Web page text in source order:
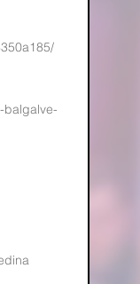
balgalve-